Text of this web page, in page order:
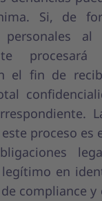
Si, de
al
procesará
el fin de
proceso es
en
compliance